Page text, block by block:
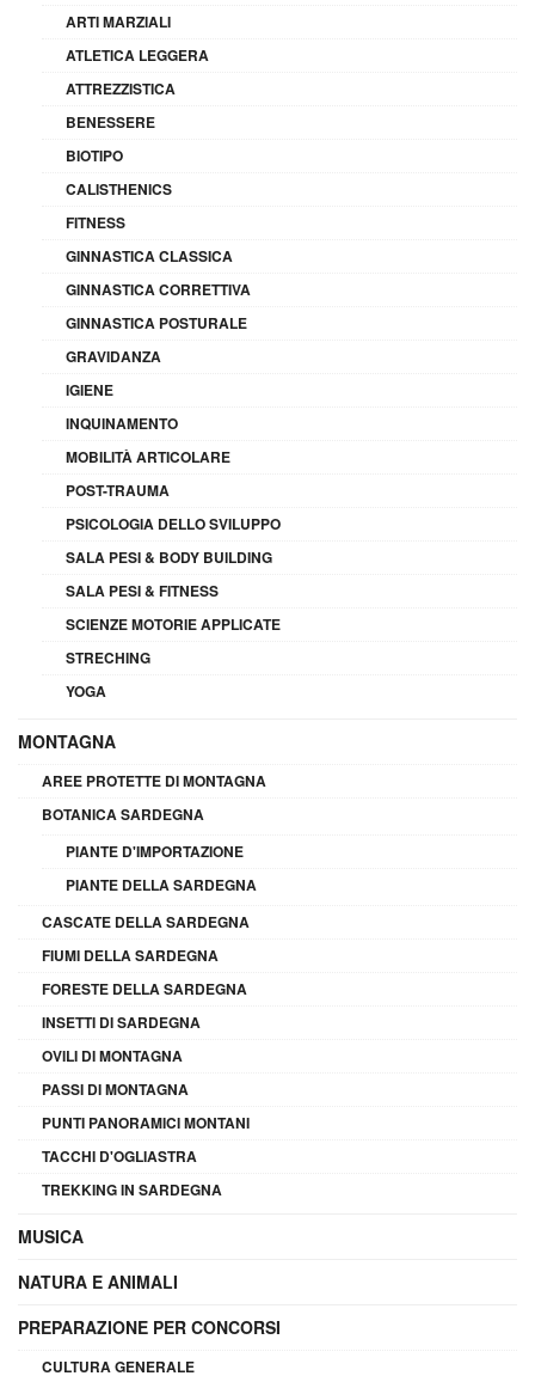
ARTI MARZIALI
ATLETICA LEGGERA
ATTREZZISTICA
BENESSERE
BIOTIPO
CALISTHENICS
FITNESS
GINNASTICA CLASSICA
GINNASTICA CORRETTIVA
GINNASTICA POSTURALE
GRAVIDANZA
IGIENE
INQUINAMENTO
MOBILITÀ ARTICOLARE
POST-TRAUMA
PSICOLOGIA DELLO SVILUPPO
SALA PESI & BODY BUILDING
SALA PESI & FITNESS
SCIENZE MOTORIE APPLICATE
STRECHING
YOGA
MONTAGNA
AREE PROTETTE DI MONTAGNA
BOTANICA SARDEGNA
PIANTE D'IMPORTAZIONE
PIANTE DELLA SARDEGNA
CASCATE DELLA SARDEGNA
FIUMI DELLA SARDEGNA
FORESTE DELLA SARDEGNA
INSETTI DI SARDEGNA
OVILI DI MONTAGNA
PASSI DI MONTAGNA
PUNTI PANORAMICI MONTANI
TACCHI D'OGLIASTRA
TREKKING IN SARDEGNA
MUSICA
NATURA E ANIMALI
PREPARAZIONE PER CONCORSI
CULTURA GENERALE